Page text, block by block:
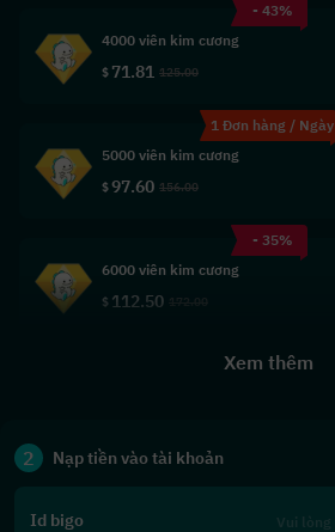
- 43%
4000 viên kim cương
$ 71.81 125.00
1 Đơn hàng / Ngày
5000 viên kim cương
$97.60 156.00
- 35%
6000 viên kim cương
$ 112.50
Xem thêm
2 Nạp tiền vào tài khoản
Id bigo